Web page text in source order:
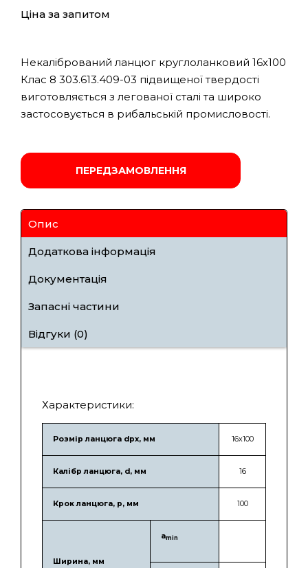
Ціна за запитом
Некалібрований ланцюг круглоланковий 16х100
Клас 8 303.613.409-03 підвищеної твердості
виготовляється з легованої сталі та широко
застосовується в рибальській промисловості.
ПЕРЕДЗАМОВЛЕННЯ
Опис
Додаткова інформація
Документація
Запасні частини
Відгуки (0)
Характеристики:
Розмір ланцюга dpx, мм 16х100
Калібр ланцюга, d, мм 16
Крок ланцюга, p, мм 100
Ширина, мм
amin